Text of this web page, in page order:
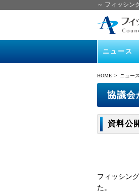
～ フィッシン
ニュース
緊急情報
協議会から
ニュース記事
HOME > ニュー
協議会
資料公
フィッシン
た。